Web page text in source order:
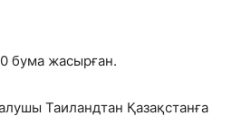
бума жасырған.
Таиландтан Қазақстанға